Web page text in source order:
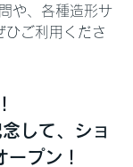
や、各種造形サ
ひご利用くださ
して、ショ
ープン！